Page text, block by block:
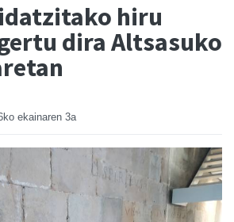
hiru
dira Altsasuko
ekainaren 3a